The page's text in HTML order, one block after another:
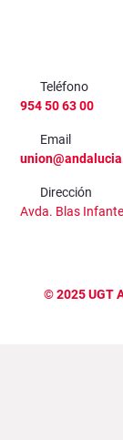
Teléfono
954 50 63 00
Email
Dirección
Avda. Blas
©2025UGT